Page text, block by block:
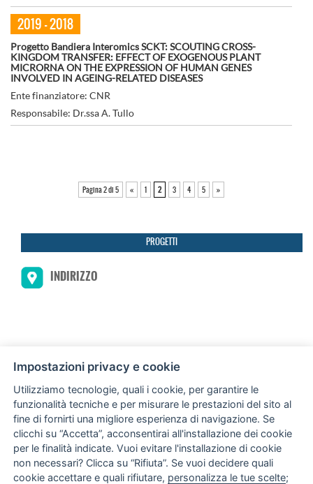
2019 - 2018
Progetto Bandiera Interomics SCKT: SCOUTING CROSS-
KINGDOM TRANSFER: EFFECT OF EXOGENOUS PLANT
MICRORNA ON THE EXPRESSION OF HUMAN GENES
INVOLVED IN AGEING-RELATED DISEASES
Ente finanziatore: CNR
Responsabile: Dr.ssa A. Tullo
Pagina 2 di 5 « 1 2 3 4 5 »
PROGETTI
INDIRIZZO
Via Giovanni Amendola, 122/O
70126 Bari (BA) Italia
Impostazioni privacy e cookie
Utilizziamo tecnologie, quali i cookie, per garantire le
funzionalità tecniche e per misurare le prestazioni del sito al
fine di fornirti una migliore esperienza di navigazione. Se
clicchi su “Accetta”, acconsentirai all'installazione dei cookie
per le finalità indicate. Vuoi evitare l'installazione di cookie
non necessari? Clicca su “Rifiuta”. Se vuoi decidere quali
cookie accettare e quali rifiutare, personalizza le tue scelte;